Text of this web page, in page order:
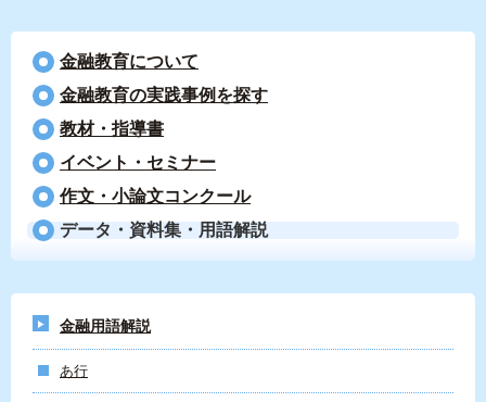
金融教育について
⾦融教育の実践事例を探す
教材・指導書
イベント・セミナー
作文・小論文コンクール
データ・資料集・用語解説
金融用語解説
あ行